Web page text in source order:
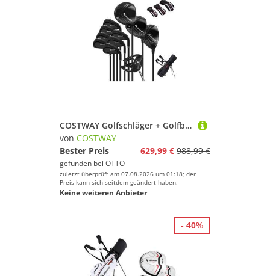
COSTWAY Golfschläger + Golfbag, Mit Schlägern & Tragbare Leichte Golf-Standtasche
von COSTWAY
Bester Preis
629,99 € 988,99 €
gefunden bei OTTO
zuletzt überprüft am 07.08.2026 um 01:18; der
Preis kann sich seitdem geändert haben.
Keine weiteren Anbieter
- 40%